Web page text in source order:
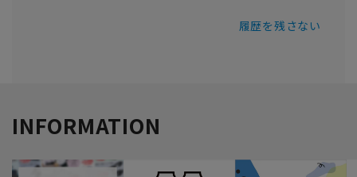
履歴を残さない
INFORMATION